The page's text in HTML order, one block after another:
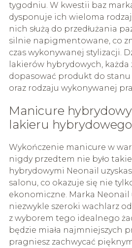
tygodniu. W kwestii baz
dysponuje ich wieloma
nich służą do przedłużania
silnie napigmentowane, co
czas wykonywanej stylizacji.
lakierów hybrydowych, każda
dopasować produkt do stanu
oraz rodzaju wykonywanej
Manicure
lakieru hybrydowego
Wykończenie manicure w
nigdy przedtem nie było
hybrydowymi Neonail
salonu, co okazuje się nie
ekonomiczne. Marka
niezwykle szeroki wachlarz
z wyborem tego idealnego
będzie miała najmniejszych
pragniesz zachwycać